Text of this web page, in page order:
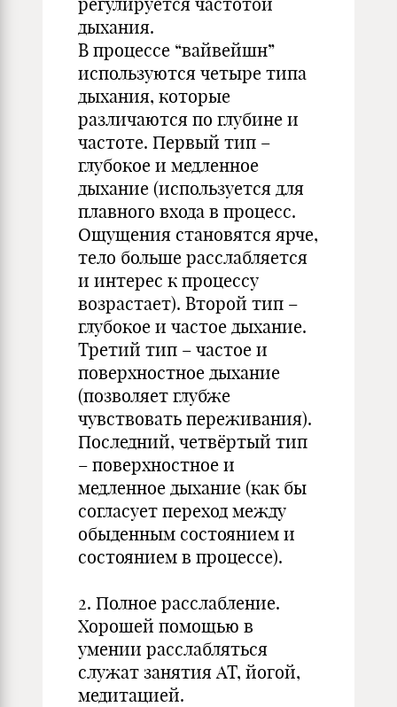
дыхания.
В процессе “вайвейшн”
используются четыре типа
дыхания, которые
различаются по глубине и
частоте. Первый тип –
глубокое и медленное
дыхание (используется для
плавного входа в процесс.
Ощущения становятся ярче,
тело больше расслабляется
и интерес к процессу
возрастает). Второй тип –
глубокое и частое дыхание.
Третий тип – частое и
поверхностное дыхание
(позволяет глубже
чувствовать переживания).
Последний, четвёртый тип
– поверхностное и
медленное дыхание (как бы
согласует переход между
обыденным состоянием и
состоянием в процессе).
2. Полное расслабление.
Хорошей помощью в
умении расслабляться
служат занятия АТ, йогой,
медитацией.